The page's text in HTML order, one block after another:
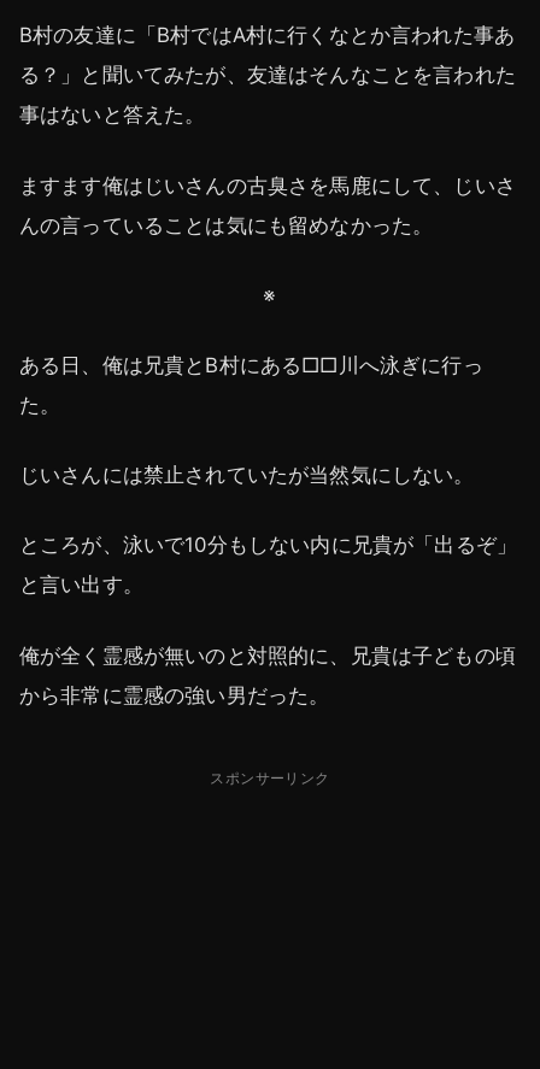
B村の友達に「B村ではA村に行くなとか言われた事あ
る？」と聞いてみたが、友達はそんなことを言われた
事はないと答えた。
ますます俺はじいさんの古臭さを馬鹿にして、じいさ
んの言っていることは気にも留めなかった。
※
ある日、俺は兄貴とB村にある□□川へ泳ぎに行っ
た。
じいさんには禁止されていたが当然気にしない。
ところが、泳いで10分もしない内に兄貴が「出るぞ」
と言い出す。
俺が全く霊感が無いのと対照的に、兄貴は子どもの頃
から非常に霊感の強い男だった。
スポンサーリンク